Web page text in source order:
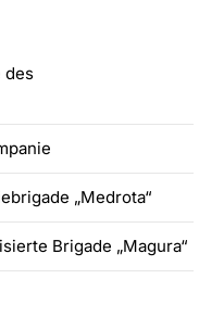
des
„Medrota“
Brigade „Magura“